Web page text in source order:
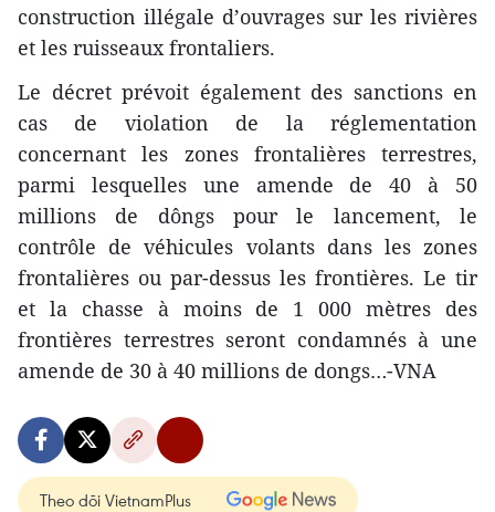
construction illégale d’ouvrages sur les rivières
et les ruisseaux frontaliers.
Le décret prévoit également des sanctions en
cas de violation de la réglementation
concernant les zones frontalières terrestres,
parmi lesquelles une amende de 40 à 50
millions de dôngs pour le lancement, le
contrôle de véhicules volants dans les zones
frontalières ou par-dessus les frontières. Le tir
et la chasse à moins de 1 000 mètres des
frontières terrestres seront condamnés à une
amende de 30 à 40 millions de dongs…-VNA
Theo dõi VietnamPlus